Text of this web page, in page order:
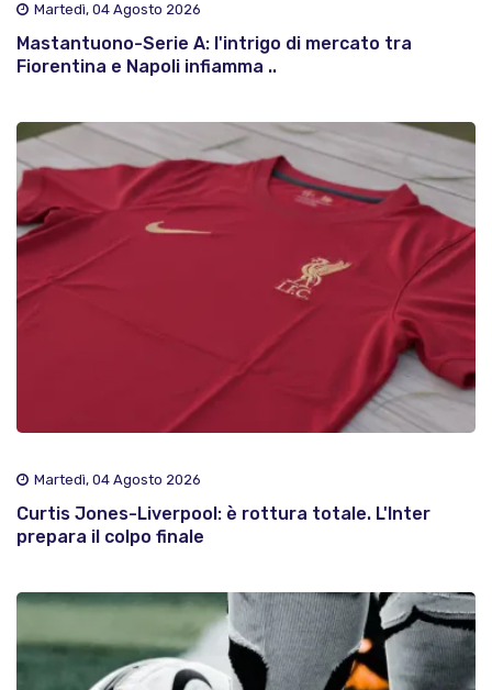
Martedì, 04 Agosto 2026
Mastantuono-Serie A: l'intrigo di mercato tra
Fiorentina e Napoli infiamma ..
Martedì, 04 Agosto 2026
Curtis Jones-Liverpool: è rottura totale. L'Inter
prepara il colpo finale